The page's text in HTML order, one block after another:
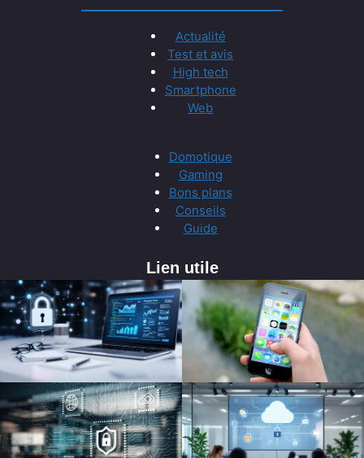
Actualité
Test et avis
High tech
Smartphone
Web
Domotique
Gaming
Bons plans
Conseils
Guide
Lien utile